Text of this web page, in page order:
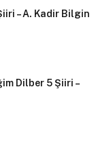
– A. Kadir Bilgin
Dilber 5 Şiiri –